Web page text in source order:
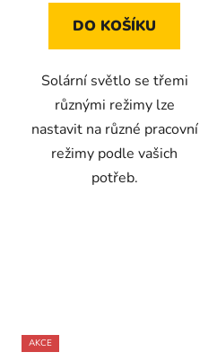
DO KOŠÍKU
Solární světlo se třemi
různými režimy lze
nastavit na různé pracovní
režimy podle vašich
potřeb.
AKCE